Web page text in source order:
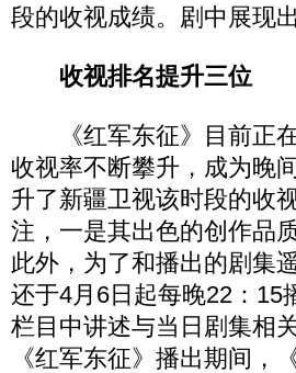
段的收视成绩。剧中展现
收视排名提升三位
《红军东征》目前正在
收视率不断攀升，成为晚
升了新疆卫视该时段的收
注，一是其出色的创作品
此外，为了和播出的剧集
还于4月6日起每晚22：15
栏目中讲述与当日剧集相
《红军东征》播出期间，